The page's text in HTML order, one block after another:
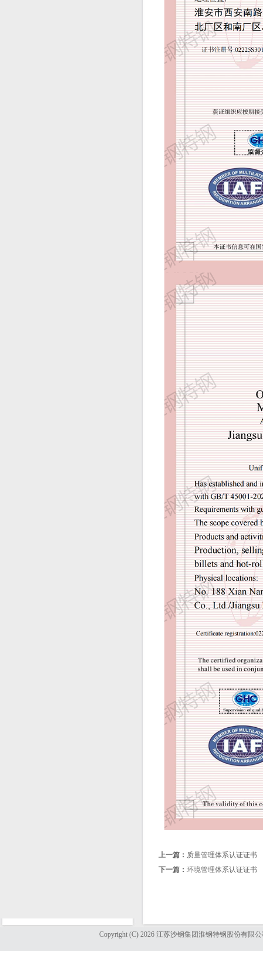
上一篇： 质量管理体系认证证书
下一篇： 环境管理体系认证证书
Copyright (C) 2026 江苏沙钢集团淮钢特钢股份有限